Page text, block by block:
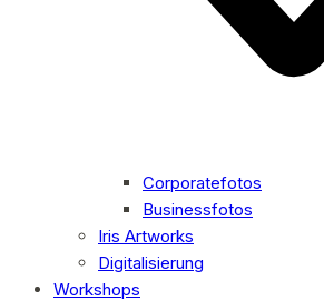
Corporatefotos
Businessfotos
Iris Artworks
Digitalisierung
Workshops